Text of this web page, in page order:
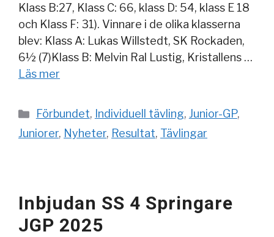
Klass B:27, Klass C: 66, klass D: 54, klass E 18
och Klass F: 31). Vinnare i de olika klasserna
blev: Klass A: Lukas Willstedt, SK Rockaden,
6½ (7)Klass B: Melvin Ral Lustig, Kristallens …
Läs mer
Kategorier
Förbundet, Individuell tävling, Junior-GP,
Juniorer, Nyheter, Resultat, Tävlingar
Inbjudan SS 4 Springare
JGP 2025